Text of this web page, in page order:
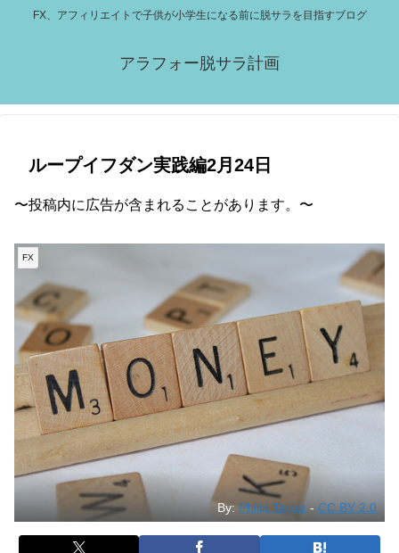
FX、アフィリエイトで子供が小学生になる前に脱サラを目指すブログ
アラフォー脱サラ計画
ループイフダン実践編2月24日
〜投稿内に広告が含まれることがあります。〜
FX
By: Philip Taylor -CC BY 2.0